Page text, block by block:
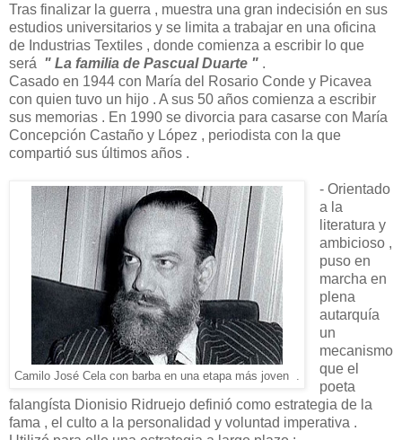
Tras finalizar la guerra , muestra una gran indecisión en sus
estudios universitarios y se limita a trabajar en una oficina
de Industrias Textiles , donde comienza a escribir lo que
será " La familia de Pascual Duarte " .
Casado en 1944 con María del Rosario Conde y Picavea
con quien tuvo un hijo . A sus 50 años comienza a escribir
sus memorias . En 1990 se divorcia para casarse con María
Concepción Castaño y López , periodista con la que
compartió sus últimos años .
Camilo José Cela con barba en una etapa más joven .
- Orientado
a la
literatura y
ambicioso ,
puso en
marcha en
plena
autarquía
un
mecanismo
que el
poeta
falangísta Dionisio Ridruejo definió como estrategia de la
fama , el culto a la personalidad y voluntad imperativa .